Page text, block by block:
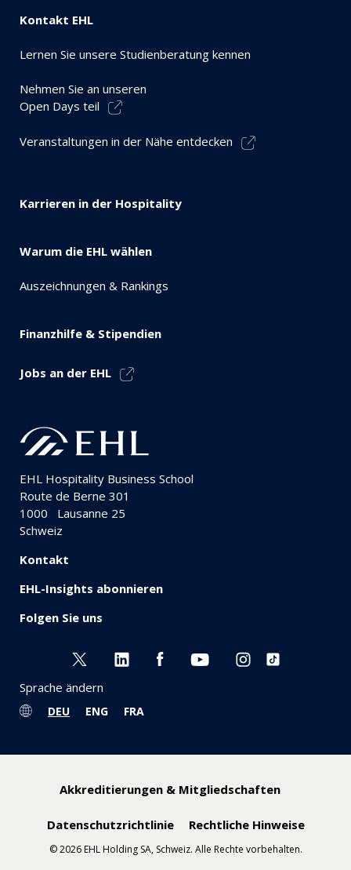
Kontakt EHL
Lernen Sie unsere Studienberatung kennen
Nehmen Sie an unseren
Open Days teil
Veranstaltungen in der Nähe entdecken
Karrieren in der Hospitality
Warum die EHL wählen
Auszeichnungen & Rankings
Finanzhilfe & Stipendien
Jobs an der EHL
EHL Hospitality Business School
Route de Berne 301
1000
Lausanne 25
Schweiz
Kontakt
EHL-Insights abonnieren
Folgen Sie uns
Sprache ändern
DEU ENG FRA
Akkreditierungen & Mitgliedschaften
Datenschutzrichtlinie Rechtliche Hinweise
© 2026 EHL Holding SA, Schweiz. Alle Rechte vorbehalten.